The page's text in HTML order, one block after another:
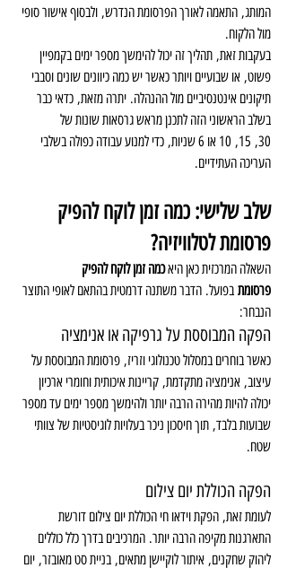
המותג, התאמה לאורך הפרסומת הנדרש, ולבסוף אישור סופי
מול הלקוח.
בעקבות זאת, תהליך זה יכול להימשך מספר ימים בקמפיין
פשוט, או שבועיים ויותר כאשר יש כמה כיוונים שונים וסבבי
תיקונים אינטנסיביים מול ההנהלה. יתרה מזאת, כדאי כבר
בשלב הראשוני הזה לתכנן מראש גרסאות שונות של
30, 15, 10 או 6 שניות, כדי למנוע עבודה כפולה בשלבי
העריכה העתידיים.
שלב שלישי: כמה זמן לוקח להפיק
פרסומת לטלוויזיה?
השאלה המרכזית כאן היא כמה זמן לוקח להפיק
פרסומת בפועל. הדבר משתנה דרמטית בהתאם לאופי התוצר
הנבחר:
הפקה המבוססת על גרפיקה או אנימציה
כאשר בוחרים במסלול טכנולוגי וזריז, פרסומת המבוססת על
עיצוב, אנימציה מתקדמת, קריינות איכותית וחומרי ארכיון
יכולה להיות מהירה הרבה יותר ולהימשך מספר ימים עד מספר
שבועות בלבד, תוך חיסכון ניכר בעלויות לוגיסטיות של צוותי
שטח.
הפקה הכוללת יום צילום
לעומת זאת, הפקת וידאו חי הכוללת יום צילום דורשת
התארגנות מקיפה הרבה יותר. המרכיבים בדרך כלל כוללים
ליהוק שחקנים, איתור לוקיישן מתאים, בניית סט מאובזר, יום